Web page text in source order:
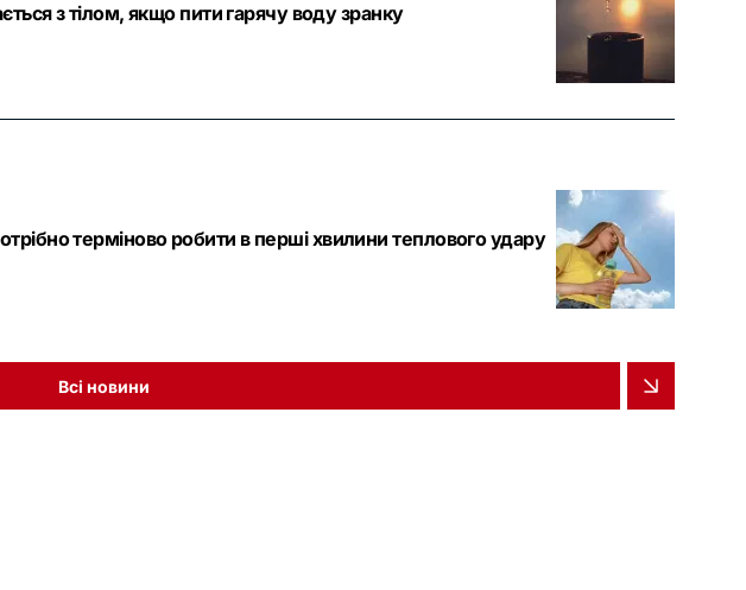
з тілом, якщо пити гарячу воду зранку
терміново робити в перші хвилини теплового удару
Всі новини